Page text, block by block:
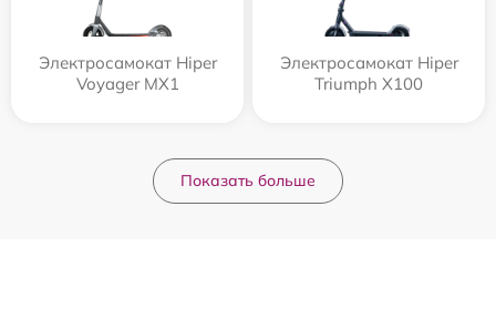
Электросамокат Hiper
Voyager MX1
Электросамокат Hiper
Triumph X100
Показать больше